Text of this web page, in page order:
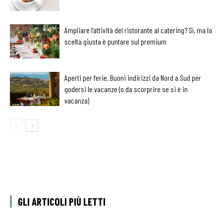
Ampliare l’attività del ristorante al catering? Sì, ma la
scelta giusta è puntare sul premium
Aperti per ferie. Buoni indirizzi da Nord a Sud per
godersi le vacanze (o da scorprire se si è in
vacanza)
GLI ARTICOLI PIÙ LETTI